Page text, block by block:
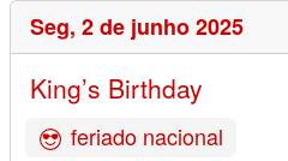
Seg, 2 de junho 2025
King’s Birthday
feriado nacional